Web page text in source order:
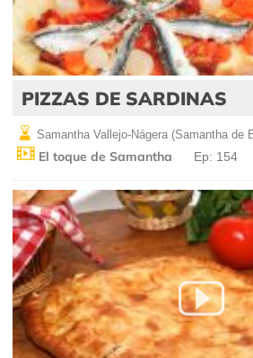
PIZZAS DE SARDINAS
Samantha Vallejo-Nágera (Samantha de
El toque de Samantha Ep: 154